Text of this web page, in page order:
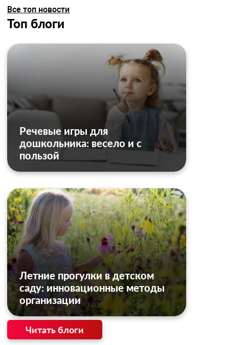
Все топ новости
Топ блоги
Речевые игры для
дошкольника: весело и с
пользой
Летние прогулки в детском
саду: инновационные методы
организации
Читать блоги